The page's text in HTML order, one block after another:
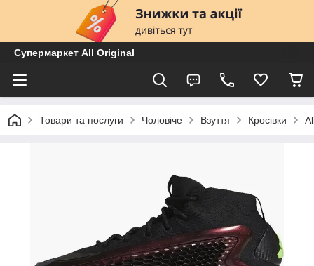
Супермаркет All Original
Товари та послуги Чоловіче Взуття Кросівки